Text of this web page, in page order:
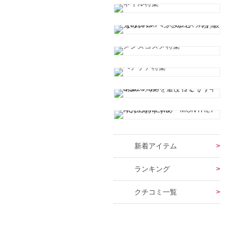
新着アイテム
ランキング
クチコミ一覧